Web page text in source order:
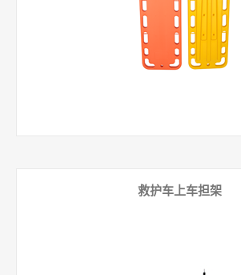
救护车上车担架